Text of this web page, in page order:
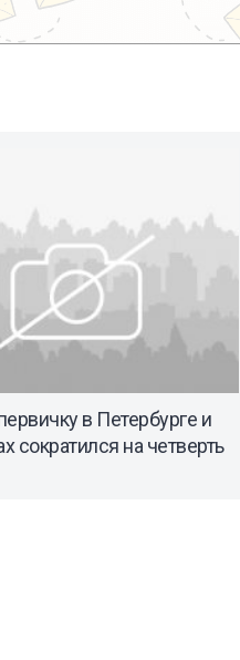
в Петербурге и
сократился на четверть